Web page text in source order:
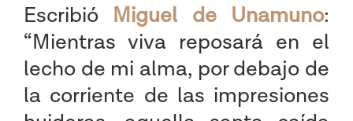
Escribió Miguel de Unamuno:
“Mientras viva reposará en el
lecho de mi alma, por debajo de
la corriente de las impresiones